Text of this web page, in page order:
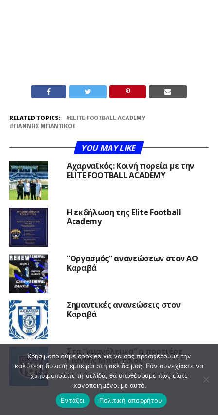
RELATED TOPICS:
ELITE FOOTBALL ACADEMY
ΓΙΆΝΝΗΣ ΜΠΑΝΤΊΚΟΣ
YOU MAY LIKE
Αχαρναϊκός: Κοινή πορεία με την
ELITE FOOTBALL ACADEMY
Η εκδήλωση της Elite Football
Academy
“Οργασμός” ανανεώσεων στον ΑΟ
Καραβά
Σημαντικές ανανεώσεις στον
Καραβά
Στα “κυανόλευκα” ο πορτιέρε
Γιάννης Μπαντίκος
Χρησιμοποιούμε cookies για να σας προσφέρουμε την
καλύτερη δυνατή εμπειρία στη σελίδα μας. Εάν συνεχίσετε να
χρησιμοποιείτε τη σελίδα, θα υποθέσουμε πως είστε
ικανοποιημένοι με αυτό.
Εντάξει
Πολιτική απορρήτου